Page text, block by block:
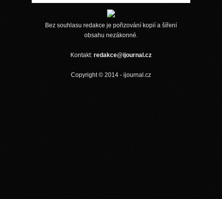
Bez souhlasu redakce je pořizování kopií a šíření
obsahu nezákonné.
Kontakt: redakce@ijournal.cz
Copyright © 2014 - ijournal.cz